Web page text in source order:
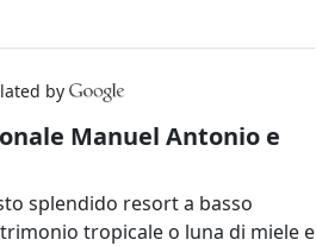
by
Manuel Antonio e
splendido resort a basso
tropicale o luna di miele e